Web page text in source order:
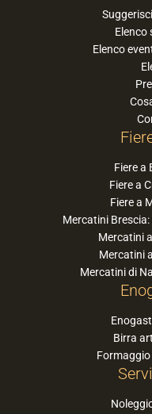
Elenco
Elenco
Fiere a
Fiere a
Fiere a
Mercatini
Mercatini
Mercatini
Mercatini di
Birra